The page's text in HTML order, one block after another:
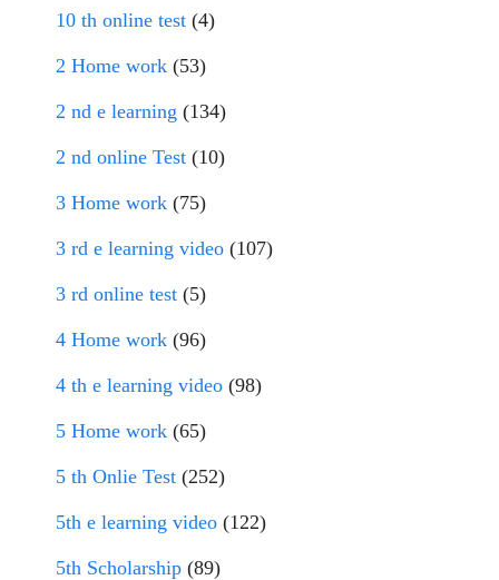
10 th online test (4)
2 Home work (53)
2 nd e learning (134)
2 nd online Test (10)
3 Home work (75)
3 rd e learning video (107)
3 rd online test (5)
4 Home work (96)
4 th e learning video (98)
5 Home work (65)
5 th Onlie Test (252)
5th e learning video (122)
5th Scholarship (89)